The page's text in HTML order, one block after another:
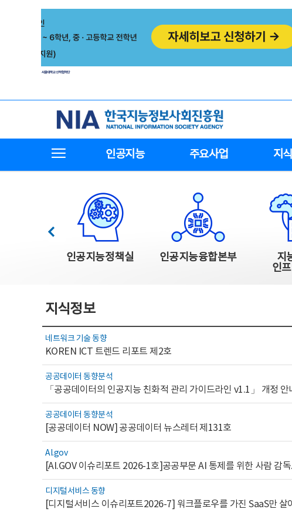
한국지능정보사회진흥원
인공지능 주요사업 지
한국지능정보사회진흥원 주요사업
인공지능정책실 인공지능융합본부
지
인
이전
지식정보
네트워크 기술 동향
KOREN ICT 트렌드 리포트 제2호
공공데이터 동향분석
「공공데이터의 인공지능 친화적 관리 가이드라인 v1.1」 개정 안
공공데이터 동향분석
[공공데이터 NOW] 공공데이터 뉴스레터 제131호
AI.gov
[AI.GOV
디지털서비스 동향